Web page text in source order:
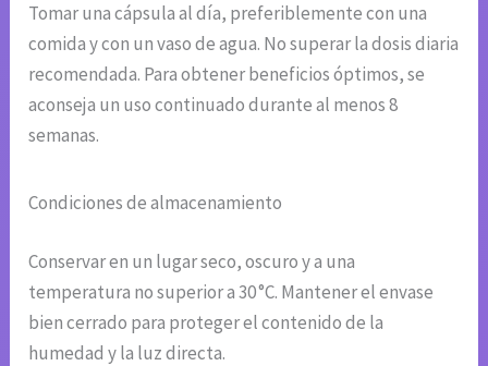
Tomar una cápsula al día, preferiblemente con una
comida y con un vaso de agua. No superar la dosis diaria
recomendada. Para obtener beneficios óptimos, se
aconseja un uso continuado durante al menos 8
semanas.
Condiciones de almacenamiento
Conservar en un lugar seco, oscuro y a una
temperatura no superior a 30 °C. Mantener el envase
bien cerrado para proteger el contenido de la
humedad y la luz directa.